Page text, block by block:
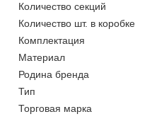
Количество секций
Количество шт. в коробке
Комплектация
Материал
Родина бренда
Тип
Торговая марка